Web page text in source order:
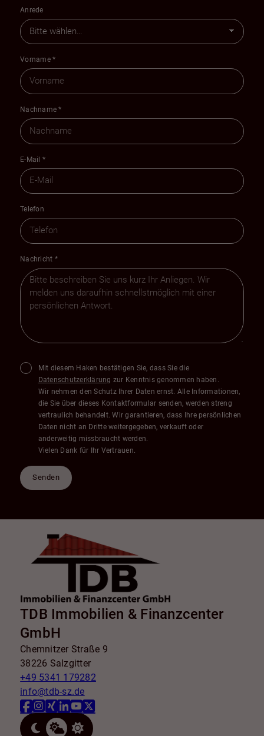
Anrede
Vorname*
Nachname*
E-Mail *
Telefon
Nachricht *
Mit diesem Haken bestätigen Sie, dass Sie die
Datenschutzerklärung zur Kenntnis genommen haben.
Wir nehmen den Schutz Ihrer Daten ernst. Alle Informationen,
die Sie über dieses Kontaktformular senden, werden streng
vertraulich behandelt. Wir garantieren, dass Ihre persönlichen
Daten nicht an Dritte weitergegeben, verkauft oder
anderweitig missbraucht werden.
Vielen Dank für Ihr Vertrauen.
Senden
TDB Immobilien & Finanzcenter
GmbH
Chemnitzer Straße 9
38226 Salzgitter
+49 5341 179282
info@tdb-sz.de